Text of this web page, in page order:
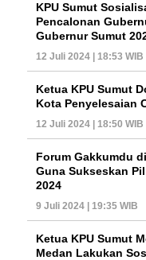
KPU Sumut
Pencalonan
Gubernur Sumut
12 Juli 2024 | 18:53 WIB
Ketua KPU Sumut
Kota Penyelesaian
12 Juli 2024 | 18:50 WIB
Forum Gakkumdu
Guna Sukseskan
2024
9 Juli 2024 | 19:35 WIB
Ketua KPU Sumut
Medan Lakukan